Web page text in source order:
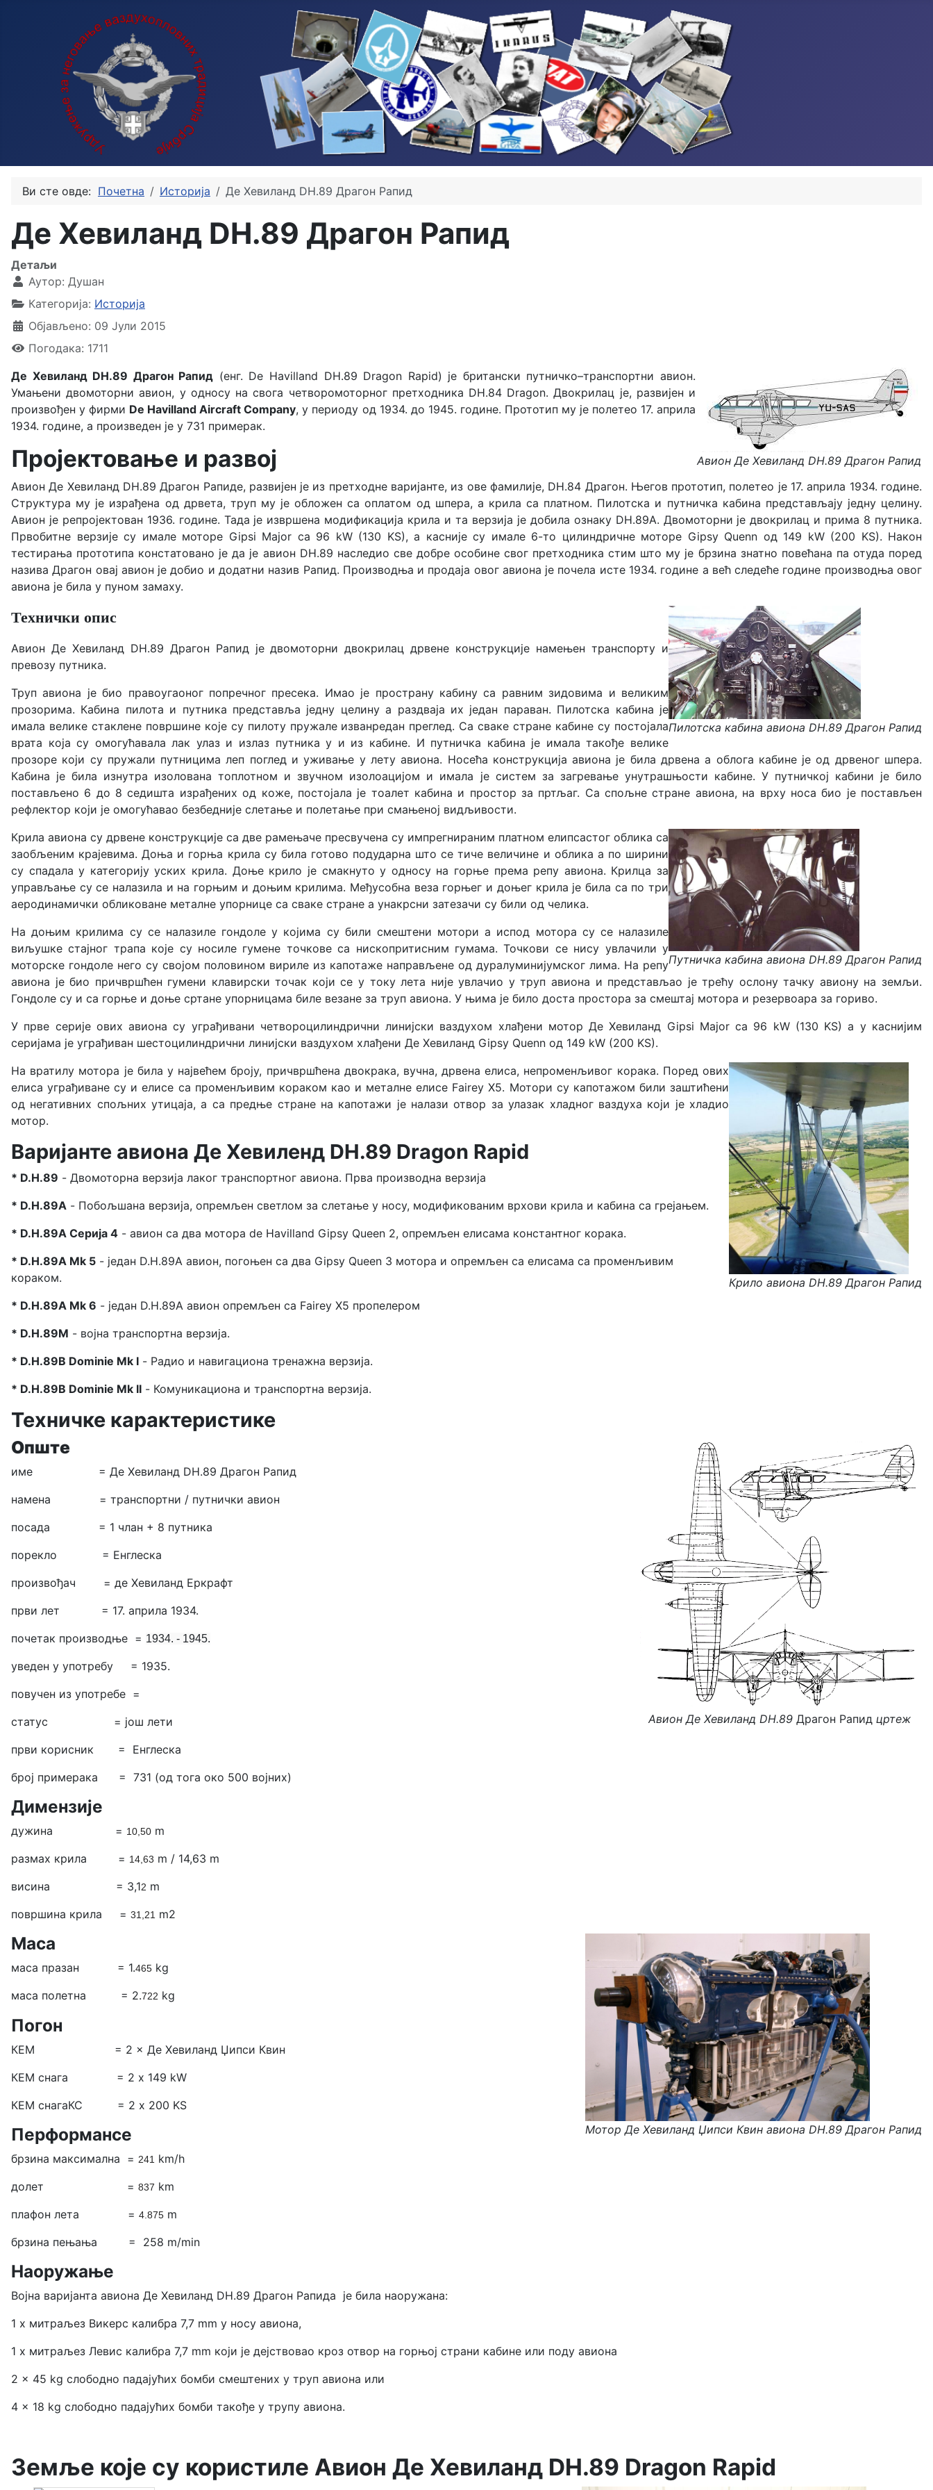
Ви сте овде: Почетна Историја Де Хевиланд DH.89 Драгон Рапид
Де Хевиланд DH.89 Драгон Рапид
Детаљи
Аутор: Душан
Категорија: Историја
Објављено: 09 Јули 2015
Погодака: 1711
Авион Де Хевиланд DH.89 Драгон Рапид
Де Хевиланд DH.89 Драгон Рапид (енг. De Havilland DH.89 Dragon Rapid) је британски путничко–транспортни авион.
Умањени двомоторни авион, у односу на свога четворомоторног претходника DH.84 Dragon. Двокрилац је, развијен и
произвођен у фирми De Havilland Aircraft Company, у периоду од 1934. до 1945. године. Прототип му је полетео 17. априла
1934. године, а произведен је у 731 примерак.
Пројектовање и развој
Авион Де Хевиланд DH.89 Драгон Рапиде, развијен је из претходне варијанте, из ове фамилије, DH.84 Драгон. Његов прототип, полетео је 17. априла 1934. године.
Структура му је израђена од дрвета, труп му је обложен са оплатом од шпера, а крила са платном. Пилотска и путничка кабина представљају једну целину.
Авион је репројектован 1936. године. Тада је извршена модификација крила и та верзија је добила ознаку DH.89A. Двомоторни је двокрилац и прима 8 путника.
Првобитне верзије су имале моторе Gipsi Major са 96 kW (130 KS), а касније су имале 6-то цилиндричне моторе Gipsy Quenn од 149 kW (200 KS). Након
тестирања прототипа констатовано је да је авион DH.89 наследио све добре особине свог претходника стим што му је брзина знатно повећана па отуда поред
назива Драгон овај авион је добио и додатни назив Рапид. Производња и продаја овог авиона је почела исте 1934. године а већ следеће године производња овог
авиона је била у пуном замаху.
Пилотска кабина авиона DH.89 Драгон Рапид
Технички опис
Авион Де Хевиланд DH.89 Драгон Рапид је двомоторни двокрилац дрвене конструкције намењен транспорту и
превозу путника.
Труп авиона је био правоугаоног попречног пресека. Имао је пространу кабину са равним зидовима и великим
прозорима. Кабина пилота и путника представља једну целину а раздваја их један параван. Пилотска кабина је
имала велике стаклене површине које су пилоту пружале изванредан преглед. Са сваке стране кабине су постојала
врата која су омогућавала лак улаз и излаз путника у и из кабине. И путничка кабина је имала такође велике
прозоре који су пружали путницима леп поглед и уживање у лету авиона. Носећа конструкција авиона је била дрвена а облога кабине је од дрвеног шпера.
Кабина је била изнутра изолована топлотном и звучном изолоацијом и имала је систем за загревање унутрашњости кабине. У путничкој кабини је било
постављено 6 до 8 седишта израђених од коже, постојала је тоалет кабина и простор за пртљаг. Са спољне стране авиона, на врху носа био је постављен
рефлектор који је омогућавао безбедније слетање и полетање при смањеној видљивости.
Путничка кабина авиона DH.89 Драгон Рапид
Крила авиона су дрвене конструкције са две рамењаче пресвучена су импрегнираним платном елипсастог облика са
заобљеним крајевима. Доња и горња крила су била готово подударна што се тиче величине и облика а по ширини
су спадала у категорију уских крила. Доње крило је смакнуто у односу на горње према репу авиона. Крилца за
управљање су се налазила и на горњим и доњим крилима. Међусобна веза горњег и доњег крила је била са по три
аеродинамички обликоване металне упорнице са сваке стране а унакрсни затезачи су били од челика.
На доњим крилима су се налазиле гондоле у којима су били смештени мотори а испод мотора су се налазиле
виљушке стајног трапа које су носиле гумене точкове са нископритисним гумама. Точкови се нису увлачили у
моторске гондоле него су својом половином вириле из капотаже направљене од дуралуминијумског лима. На репу
авиона је био причвршћен гумени клавирски точак који се у току лета није увлачио у труп авиона и представљао је трећу ослону тачку авиону на земљи.
Гондоле су и са горње и доње сртане упорницама биле везане за труп авиона. У њима је било доста простора за смештај мотора и резервоара за гориво.
У прве серије ових авиона су уграђивани четвороцилиндрични линијски ваздухом хлађени мотор Де Хевиланд Gipsi Major са 96 kW (130 KS) а у каснијим
серијама је уграђиван шестоцилиндрични линијски ваздухом хлађени Де Хевиланд Gipsy Quenn од 149 kW (200 KS).
Крило авиона DH.89 Драгон Рапид
На вратилу мотора је била у највећем броју, причвршћена двокрака, вучна, дрвена елиса, непроменљивог корака. Поред ових
елиса уграђиване су и елисе са променљивим кораком као и металне елисе Fairey X5. Мотори су капотажом били заштићени
од негативних спољних утицаја, а са предње стране на капотажи је налази отвор за улазак хладног ваздуха који је хладио
мотор.
Варијанте авиона Де Хевиленд DH.89 Dragon Rapid
* D.H.89 - Двомоторна верзија лаког транспортног авиона. Прва производна верзија
* D.H.89A - Побољшана верзија, опремљен светлом за слетање у носу, модификованим врхови крила и кабина са грејањем.
* D.H.89A Серија 4 - авион са два мотора de Havilland Gipsy Queen 2, опремљен елисама константног корака.
* D.H.89A Mk 5 - један D.H.89A авион, погоњен са два Gipsy Queen 3 мотора и опремљен са елисама са променљивим
кораком.
* D.H.89A Mk 6 - један D.H.89A авион опремљен са Fairey X5 пропелером
* D.H.89M - војна транспортна верзија.
* D.H.89B Dominie Mk I - Радио и навигациона тренажна верзија.
* D.H.89B Dominie Mk II - Комуникациона и транспортна верзија.
Техничке карактеристике
АвионДе Хевиланд DH.89 Драгон Рапидцртеж
Опште
име = Де Хевиланд DH.89 Драгон Рапид
намена = транспортни / путнички авион
посада = 1 члан + 8 путника
порекло = Енглеска
произвођач = де Хевиланд Еркрафт
први лет = 17. априла 1934.
почетак производње = 1934. - 1945.
уведен у употребу = 1935.
повучен из употребе =
статус = још лети
први корисник = Енглеска
број примерака = 731 (од тога око 500 војних)
Димензије
дужина = 10,50 m
размах крила = 14,63 m / 14,63 m
висина = 3,12 m
површина крила = 31,21 m2
Мотор Де Хевиланд Џипси Квин авиона DH.89 Драгон Рапид
Маса
маса празан = 1.465 kg
маса полетна = 2.722 kg
Погон
КЕМ = 2 × Де Хевиланд Џипси Квин
КЕМ снага = 2 x 149 kW
КЕМ снагаКС = 2 х 200 KS
Перформансе
брзина максимална = 241 km/h
долет = 837 km
плафон лета = 4.875 m
брзина пењања = 258 m/min
Наоружање
Војна варијанта авиона Де Хевиланд DH.89 Драгон Рапида је била наоружана:
1 х митраљез Викерс калибра 7,7 mm у носу авиона,
1 х митраљез Левис калибра 7,7 mm који је дејствовао кроз отвор на горњој страни кабине или поду авиона
2 x 45 kg слободно падајућих бомби смештених у труп авиона или
4 x 18 kg слободно падајућих бомби такође у трупу авиона.
Земље које су користиле Авион Де Хевиланд DH.89 Dragon Rapid